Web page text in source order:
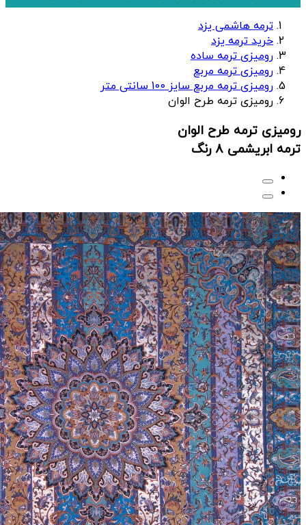
ترمه هاشمی یزد
خرید ترمه یزد
رومیزی ترمه ساده
رومیزی ترمه مربع
رومیزی ترمه مربع سایز 100 سانتی متر
رومیزی ترمه طرح الوان
رومیزی ترمه طرح الوان
ترمه ابریشمی 8 رنگ